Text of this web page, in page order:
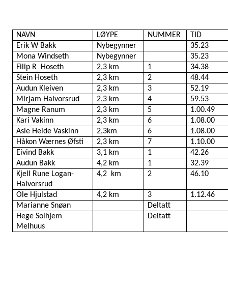
NAVN LØYPE NUMMER
TID
Erik W Bakk
Nybegynner
35.23
Mona Windseth
Nybegynner
35.23
Filip R
Hoseth 2,3 km 1
34.38
Stein Hoseth
2,3 km 2
48.44
Audun Kleiven
2,3 km 3
52.19
Mirjam Halvorsrud
2,3 km 4
59.53
Magne Ranum
2,3 km 5
1.00.49
Kari Vakinn
2,3 km 6
1.08.00
Asle Heide Vaskinn
2,3km 6
1.08.00
Håkon Wærnes Øfsti
2,3 km 7
1.10.00
Eivind Bakk
3,1 km 1
42.26
Audun Bakk
4,2 km 1
32.39
Kjell Rune Logan-
Halvorsrud
4,2 km 2 46.10
Ole Hjulstad 4,2 km 3
1.12.46
Marianne Snøan
Deltatt
Hege Solhjem
Melhuus
Deltatt